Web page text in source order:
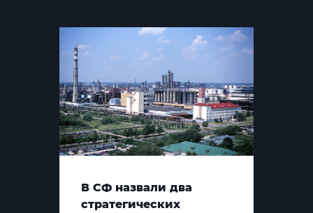
В СФ назвали два
стратегических